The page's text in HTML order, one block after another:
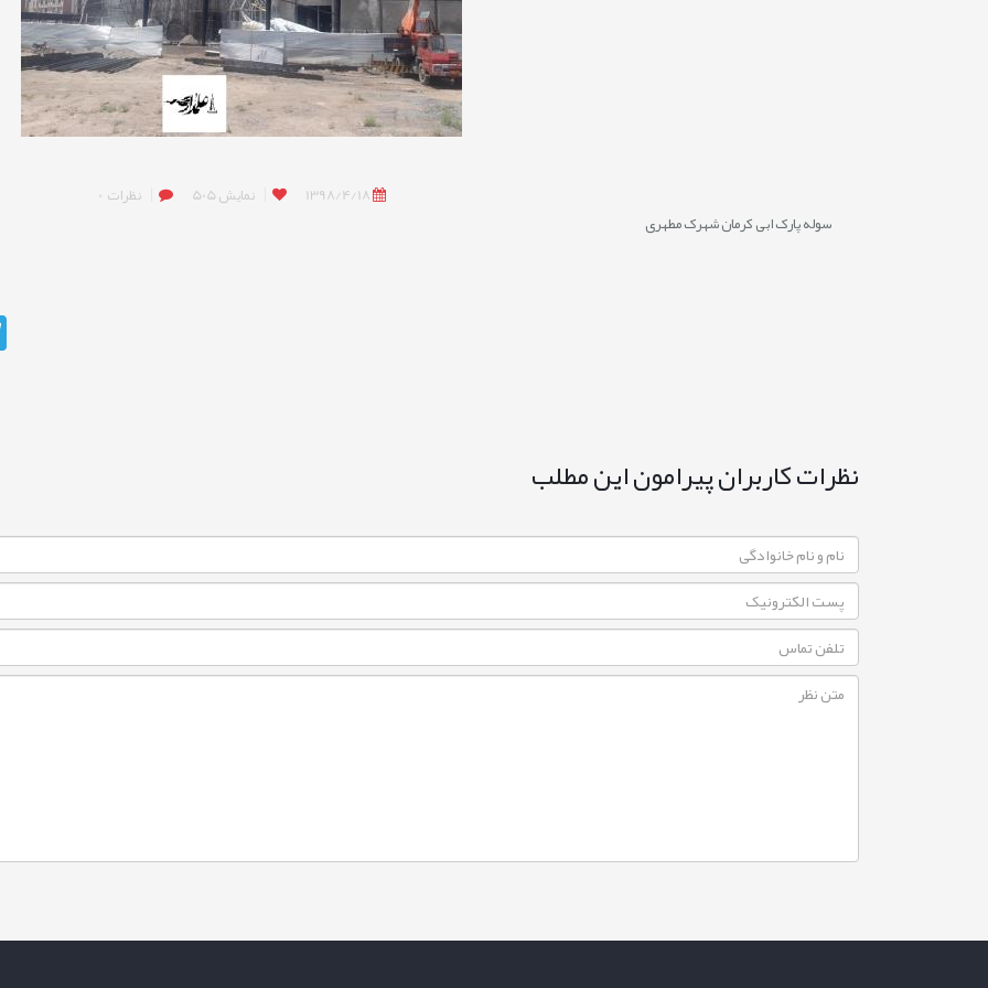
1398/4/18 نمایش نظرات
سوله پارک ابی کرمان شهرک مطهری
نظرات کاربران پیرامون این مطلب